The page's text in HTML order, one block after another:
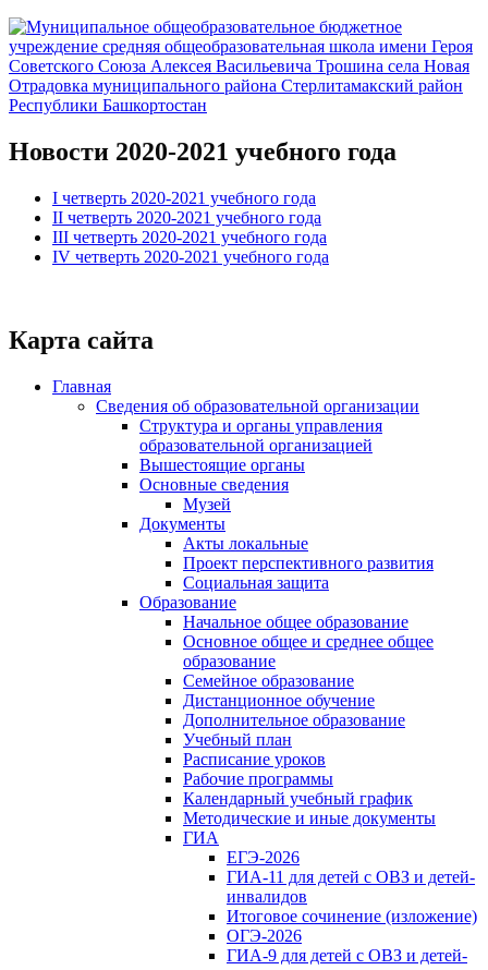
Новости 2020-2021 учебного года
I четверть 2020-2021 учебного года
II четверть 2020-2021 учебного года
III четверть 2020-2021 учебного года
IV четверть 2020-2021 учебного года
Карта сайта
Главная
Сведения об образовательной организации
Структура и органы управления
образовательной организацией
Вышестоящие органы
Основные сведения
Музей
Документы
Акты локальные
Проект перспективного развития
Социальная защита
Образование
Начальное общее образование
Основное общее и среднее общее
образование
Семейное образование
Дистанционное обучение
Дополнительное образование
Учебный план
Расписание уроков
Рабочие программы
Календарный учебный график
Методические и иные документы
ГИА
ЕГЭ-2026
ГИА-11 для детей с ОВЗ и детей-
инвалидов
Итоговое сочинение (изложение)
ОГЭ-2026
ГИА-9 для детей с ОВЗ и детей-